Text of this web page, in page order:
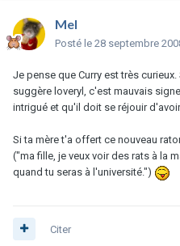
Mel
Posté le 28 septembre
Je pense que Curry est très
suggère loveryl, c'est mauvais
intrigué et qu'il doit se réjouir
Si ta mère t'a offert ce nouveau
("ma fille, je veux voir des rats à la
quand tu seras à l'université.")
Citer